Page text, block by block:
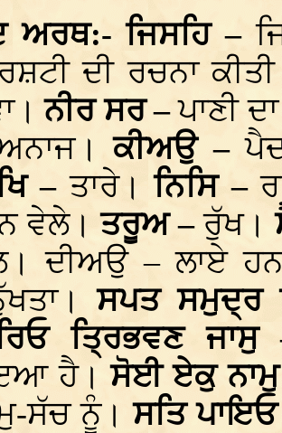
ਅਰਥ:- ਜਿਸਹਿ –
ਦੀ ਰਚਨਾ
ਨੀਰ ਸਰ –ਪਾਣੀ
ਕੀਅਉ –
–ਤਾਰੇ।ਨਿਸਿ –
ਵੇਲੇ।ਤਰੂਅ –ਰੁੱਖ।
ਦੀਅਉ – ਲਾਏ
ਸਪਤ
ਤ੍ਰਿਭਵਣ
ਹੈ।ਸੋਈ ਏਕੁ
ਸੱਚ ਨੂੰ।ਸਤਿ